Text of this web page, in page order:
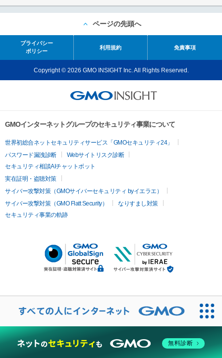
ページの先頭へ
プライバシー
ポリシー
利用規約 免責事項
Copyright © 2026 GMO INSIGHT Inc. All Rights Reserved.
GMOインターネットグループのセキュリティ事業について
世界初総合ネットセキュリティサービス「GMOセキュリティ24」
パスワード漏洩診断
Webサイトリスク診断
セキュリティ相談AIチャットボット
実在証明・盗聴対策
サイバー攻撃対策（GMOサイバーセキュリティ byイエラエ）
サイバー攻撃対策（GMO Flatt Security）
なりすまし対策
セキュリティ事業の軌跡
無料診断